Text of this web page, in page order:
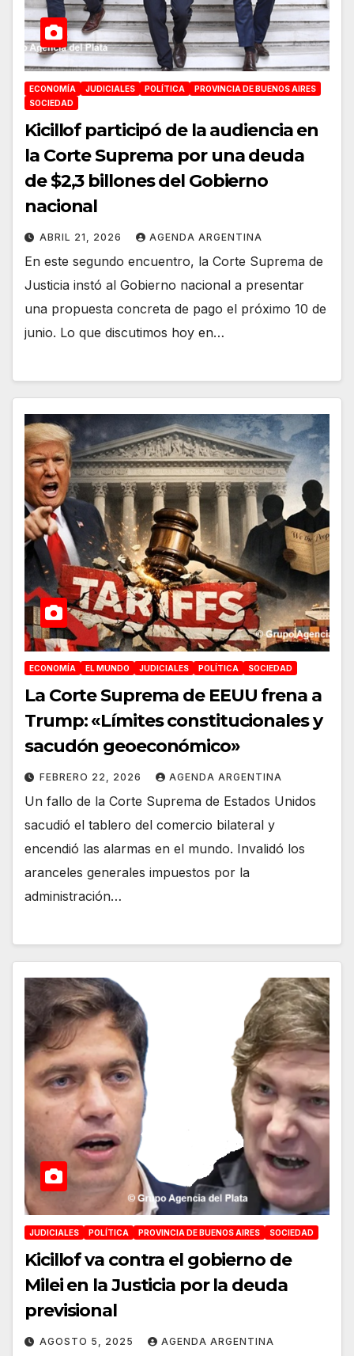
ECONOMÍA JUDICIALES POLÍTICA
PROVINCIA DE BUENOS AIRES
SOCIEDAD
Kicillof participó de la audiencia en
la Corte Suprema por una deuda
de $2,3 billones del Gobierno
nacional
ABRIL 21, 2026 AGENDA ARGENTINA
En este segundo encuentro, la Corte Suprema de
Justicia instó al Gobierno nacional a presentar
una propuesta concreta de pago el próximo 10 de
junio. Lo que discutimos hoy en…
ECONOMÍA EL MUNDO JUDICIALES POLÍTICA SOCIEDAD
La Corte Suprema de EEUU frena a
Trump: «Límites constitucionales y
sacudón geoeconómico»
FEBRERO 22, 2026 AGENDA ARGENTINA
Un fallo de la Corte Suprema de Estados Unidos
sacudió el tablero del comercio bilateral y
encendió las alarmas en el mundo. Invalidó los
aranceles generales impuestos por la
administración…
JUDICIALES POLÍTICA PROVINCIA DE BUENOS AIRES SOCIEDAD
Kicillof va contra el gobierno de
Milei en la Justicia por la deuda
previsional
AGOSTO 5, 2025 AGENDA ARGENTINA